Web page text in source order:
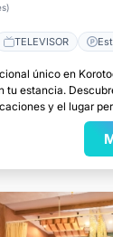
TELEVISOR
único en
tu estancia.
y el lugar